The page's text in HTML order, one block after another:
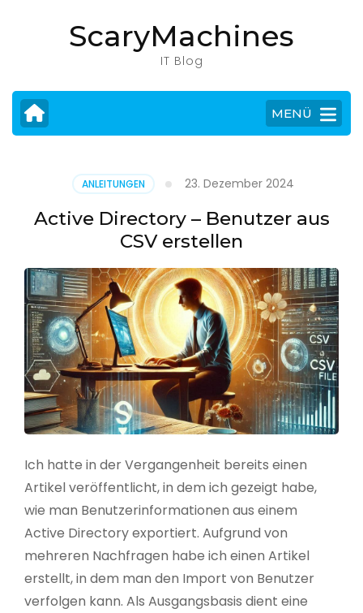
drücken)
ScaryMachines
IT Blog
MENÜ
ANLEITUNGEN 23. Dezember 2024
Active Directory – Benutzer aus
CSV erstellen
Ich hatte in der Vergangenheit bereits einen
Artikel veröffentlicht, in dem ich gezeigt habe,
wie man Benutzerinformationen aus einem
Active Directory exportiert. Aufgrund von
mehreren Nachfragen habe ich einen Artikel
erstellt, in dem man den Import von Benutzer
verfolgen kann. Als Ausgangsbasis dient eine